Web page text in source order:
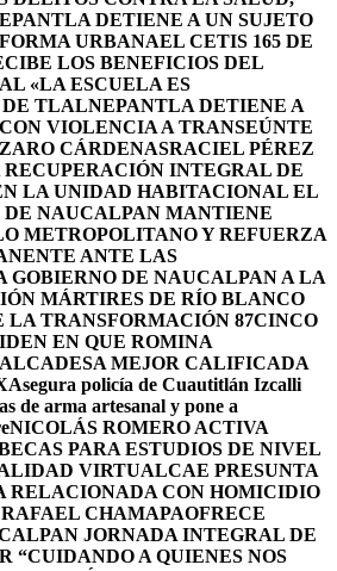
DETIENE A UN SUJETO
URBANAEL CETIS 165 DE
LOS BENEFICIOS DEL
«LA ESCUELA ES
TLALNEPANTLA DETIENE A
VIOLENCIA A TRANSEÚNTE
CÁRDENASRACIEL PÉREZ
INTEGRAL DE
LA UNIDAD HABITACIONAL EL
DE NAUCALPAN MANTIENE
METROPOLITANO Y REFUERZA
ANTE LAS
GOBIERNO DE NAUCALPAN A LA
MÁRTIRES DE RÍO BLANCO
LA TRANSFORMACIÓN 87CINCO
EN QUE ROMINA
MEJOR CALIFICADA
Asegura policía de Cuautitlán Izcalli
de arma artesanal y pone a
NICOLÁS ROMERO ACTIVA
PARA ESTUDIOS DE NIVEL
VIRTUALCAE PRESUNTA
RELACIONADA CON HOMICIDIO
CHAMAPAOFRECE
JORNADA INTEGRAL DE
“CUIDANDO A QUIENES NOS